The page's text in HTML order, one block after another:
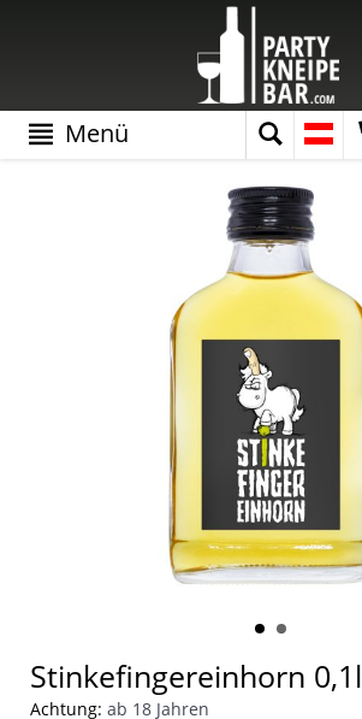
Menü
Stinkefingereinhorn 0,1l
Achtung: ab 18 Jahren